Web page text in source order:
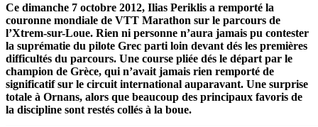
Ce dimanche 7 octobre 2012, Ilias Periklis a remporté la
couronne mondiale de VTT Marathon sur le parcours de
l’Xtrem-sur-Loue. Rien ni personne n’aura jamais pu contester
la suprématie du pilote Grec parti loin devant dés les premières
difficultés du parcours. Une course pliée dés le départ par le
champion de Grèce, qui n’avait jamais rien remporté de
significatif sur le circuit international auparavant. Une surprise
totale à Ornans, alors que beaucoup des principaux favoris de
la discipline sont restés collés à la boue.